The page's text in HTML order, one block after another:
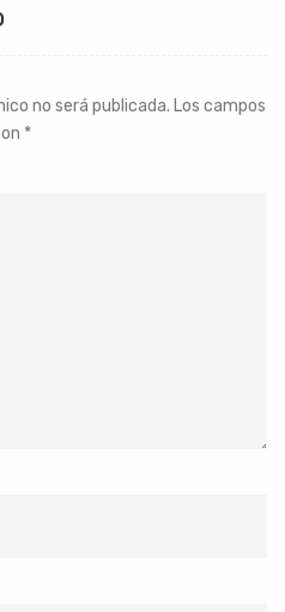
no será publicada. Los campos
*